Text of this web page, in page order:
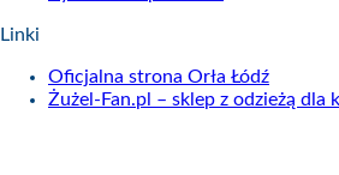
Linki
Oficjalna strona Orła Łódź
Żużel-Fan.pl – sklep z odzieżą dla